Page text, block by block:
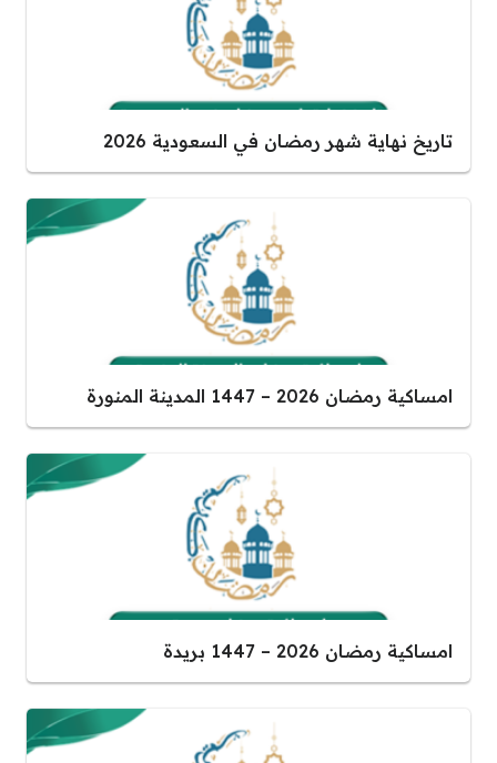
تاريخ نهاية شهر رمضان في السعودية 2026
امساكية رمضان 2026 – 1447 المدينة المنورة
امساكية رمضان 2026 – 1447 بريدة